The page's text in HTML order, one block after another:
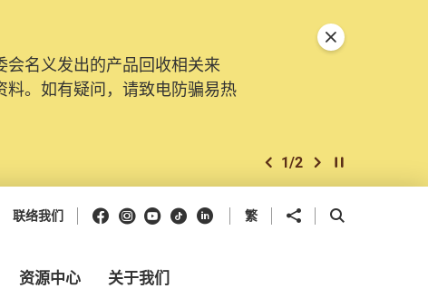
名义发出的产品回收相关来
。如有疑问，请致电防骗易热
上一个
1/2 下一个开始/暂停幻灯
关闭特別通告
联络我们 Facebook
Instagram
Youtube
抖音领英 繁 分享到 开启搜寻框
资源中心 关于我们